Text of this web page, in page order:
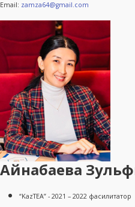
Email: zamza64@gmail.com
Айнабаева
“KazTEA” - 2021 – 2022 фасилитатор